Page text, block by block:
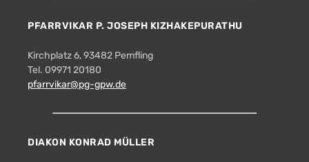
PFARRVIKAR P. JOSEPH KIZHAKEPURATHU
Kirchplatz 6, 93482 Pemfling
Tel. 09971 20180
pfarrvikar@pg-gpw.de
DIAKON KONRAD MÜLLER